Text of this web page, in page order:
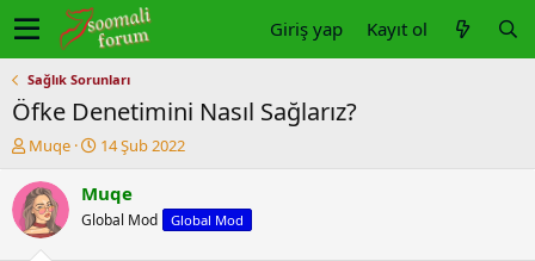
Giriş yap Kayıt ol
Sağlık Sorunları
Öfke Denetimini Nasıl Sağlarız?
K
n
u
y
Muqe
B
ş
a
14 Şub 2022
Muqe
Global Mod Global Mod